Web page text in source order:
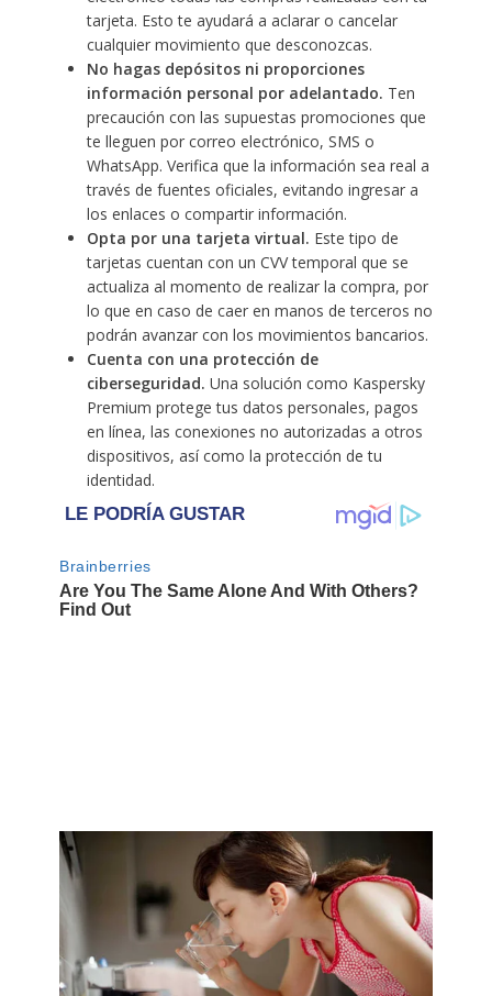
tarjeta. Esto te ayudará a aclarar o cancelar
cualquier movimiento que desconozcas.
No hagas depósitos ni proporciones
información personal por adelantado. Ten
precaución con las supuestas promociones que
te lleguen por correo electrónico, SMS o
WhatsApp. Verifica que la información sea real a
través de fuentes oficiales, evitando ingresar a
los enlaces o compartir información.
Opta por una tarjeta virtual. Este tipo de
tarjetas cuentan con un CVV temporal que se
actualiza al momento de realizar la compra, por
lo que en caso de caer en manos de terceros no
podrán avanzar con los movimientos bancarios.
Cuenta con una protección de
ciberseguridad. Una solución como Kaspersky
Premium protege tus datos personales, pagos
en línea, las conexiones no autorizadas a otros
dispositivos, así como la protección de tu
identidad.